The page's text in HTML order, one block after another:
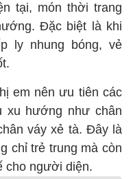
tại, món thời trang
Đặc biệt là khi
ly nhung bóng, vẻ
em nên ưu tiên các
xu hướng như chân
váy xẻ tà. Đây là
chỉ trẻ trung mà còn
cho người diện.